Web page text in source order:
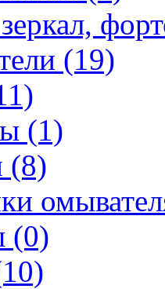
(19)
(1)
(8)
(0)